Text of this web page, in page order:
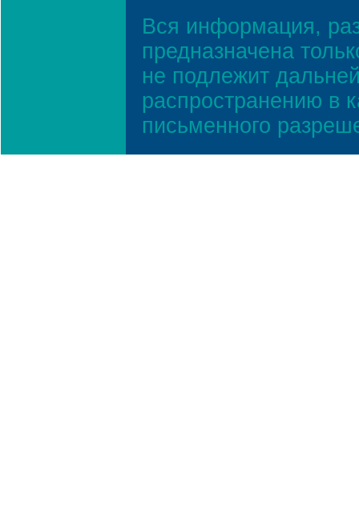
Вся информация,
предназначена
не подлежит
распространению в
письменного